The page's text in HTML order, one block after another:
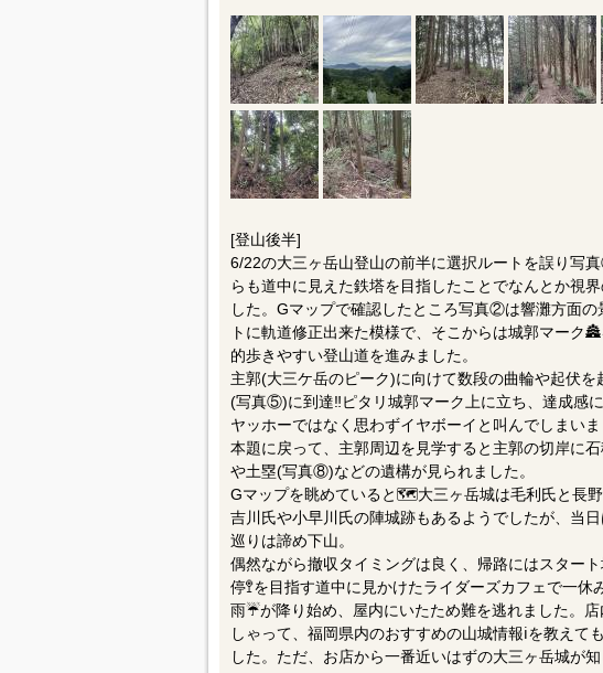
[登山後半]
6/22の大三ヶ岳山登山の前半に選択ルートを誤り写
らも道中に見えた鉄塔を目指したことでなんとか視
した。Gマップで確認したところ写真②は響灘方面
トに軌道修正出来た模様で、そこからは城郭マー
的歩きやすい登山道を進みました。
主郭(大三ケ岳のピーク)に向けて数段の曲輪や起伏
(写真⑤)に到達‼️ピタリ城郭マーク上に立ち、達成感
ヤッホーではなく思わずイヤボーイと叫んでしまい
本題に戻って、主郭周辺を見学すると主郭の切岸に
や土塁(写真⑧)などの遺構が見られました。
Gマップを眺めていると🗺️大三ヶ岳城は毛利氏と長
吉川氏や小早川氏の陣城跡もあるようでしたが、当
巡りは諦め下山。
偶然ながら撤収タイミングは良く、帰路にはスター
停🚏を目指す道中に見かけたライダーズカフェで一休
雨☔️が降り始め、屋内にいたため難を逃れました。
しゃって、福岡県内のおすすめの山城情報ℹ️を教えて
した。ただ、お店から一番近いはずの大三ヶ岳城が